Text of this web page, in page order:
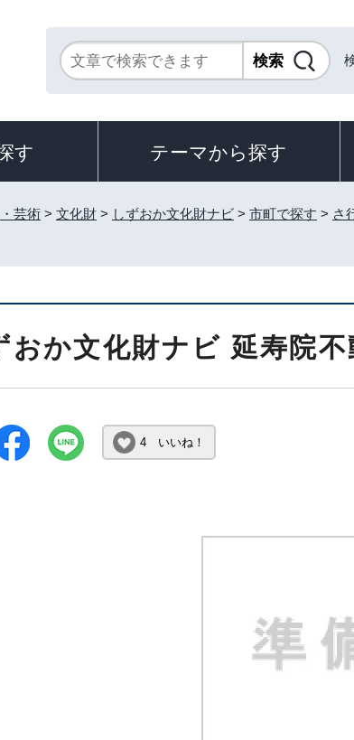
す テーマから探す
芸術 > 文化財 > しずおか文化財ナビ > 市町で探す > さ
おか文化財ナビ 延寿院不
4 いいね！